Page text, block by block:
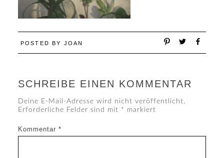
POSTED BY JOAN
SCHREIBE EINEN KOMMENTAR
Deine E-Mail-Adresse wird nicht veröffentlicht.
Erforderliche Felder sind mit * markiert
Kommentar *